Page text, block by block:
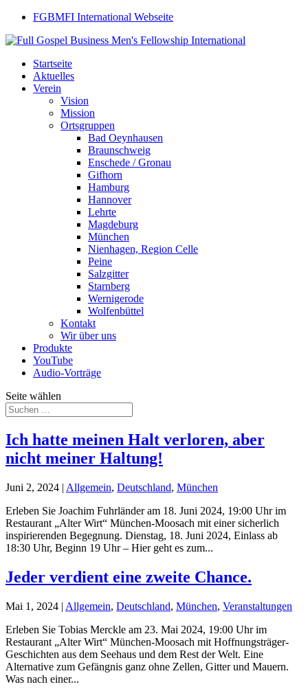
FGBMFI International Webseite
Startseite
Aktuelles
Verein
Vision
Mission
Ortsgruppen
Bad Oeynhausen
Braunschweig
Enschede / Gronau
Gifhorn
Hamburg
Hannover
Lehrte
Magdeburg
München
Nienhagen, Region Celle
Peine
Salzgitter
Starnberg
Wernigerode
Wolfenbüttel
Kontakt
Wir über uns
Produkte
YouTube
Audio-Vorträge
Seite wählen
Ich hatte meinen Halt verloren, aber
nicht meiner Haltung!
Juni 2, 2024 | Allgemein, Deutschland, München
Erleben Sie Joachim Fuhrländer am 18. Juni 2024, 19:00 Uhr im
Restaurant „Alter Wirt“ München-Moosach mit einer sicherlich
inspirierenden Begegnung. Dienstag, 18. Juni 2024, Einlass ab
18:30 Uhr, Beginn 19 Uhr – Hier geht es zum...
Jeder verdient eine zweite Chance.
Mai 1, 2024 | Allgemein, Deutschland, München, Veranstaltungen
Erleben Sie Tobias Merckle am 23. Mai 2024, 19:00 Uhr im
Restaurant „Alter Wirt“ München-Moosach mit Hoffnungsträger-
Geschichten aus dem Seehaus und dem Rest der Welt. Eine
Alternative zum Gefängnis ganz ohne Zellen, Gitter und Mauern.
Was nach einer...